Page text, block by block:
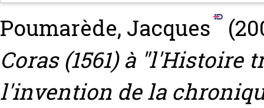
Poumarède, Jacques
Coras (1561) à "l'Histoire
l'invention de la